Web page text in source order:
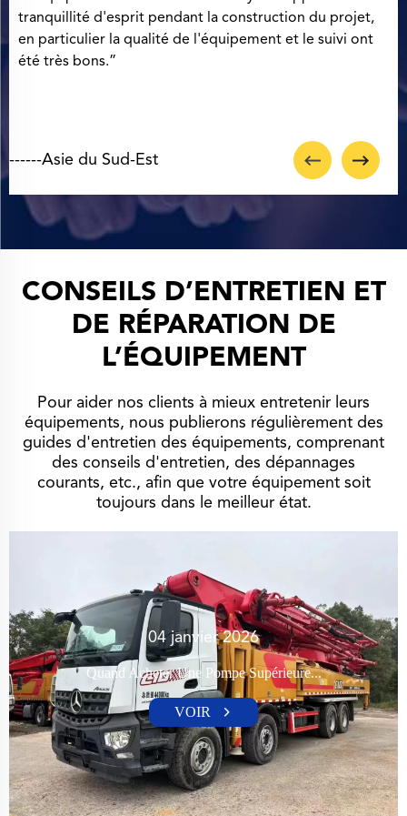
soit très digne de confiance et que la voiture soit un
plaisir à utiliser !”
CONSEILS D’ENTRETIEN ET
DE RÉPARATION DE
L’ÉQUIPEMENT
Pour aider nos clients à mieux entretenir leurs
équipements, nous publierons régulièrement des
guides d'entretien des équipements, comprenant
des conseils d'entretien, des dépannages
courants, etc., afin que votre équipement soit
toujours dans le meilleur état.
04 janvier 2026
Quand Acheter Une Pompe Supérieure...
VOIR